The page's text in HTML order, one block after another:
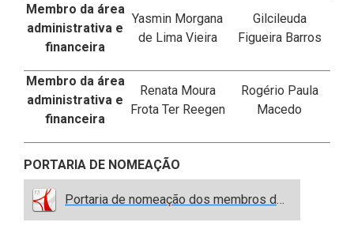
Membro da área
administrativa e
financeira
Yasmin Morgana
de Lima Vieira
Gilcileuda
Figueira Barros
Membro da área
administrativa e
financeira
Renata Moura
Frota Ter Reegen
Rogério Paula
Macedo
PORTARIA DE NOMEAÇÃO
Portaria de nomeação dos membros da CPAD.pdf